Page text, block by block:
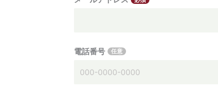
電話番号 任意